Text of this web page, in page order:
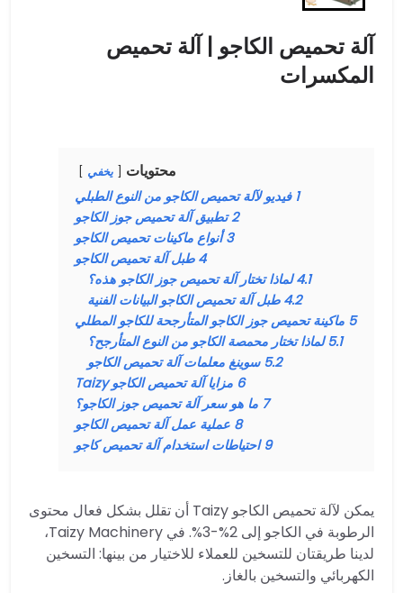
آلة تحميص الكاجو | آلة تحميص
المكسرات
محتويات يخفي
1 فيديو لآلة تحميص الكاجو من النوع الطبلي
2 تطبيق آلة تحميص جوز الكاجو
3 أنواع ماكينات تحميص الكاجو
4 طبل آلة تحميص الكاجو
4.1 لماذا تختار آلة تحميص جوز الكاجو هذه؟
4.2 طبل آلة تحميص الكاجو البيانات الفنية
5 ماكينة تحميص جوز الكاجو المتأرجحة للكاجو المطلي
5.1 لماذا تختار محمصة الكاجو من النوع المتأرجح؟
5.2 سوينغ معلمات آلة تحميص الكاجو
6 مزايا آلة تحميص الكاجو Taizy
7 ما هو سعر آلة تحميص جوز الكاجو؟
8 عملية عمل آلة تحميص الكاجو
9 احتياطات استخدام آلة تحميص كاجو
يمكن لآلة تحميص الكاجو Taizy أن تقلل بشكل فعال محتوى
الرطوبة في الكاجو إلى 2%-3%. في Taizy Machinery،
لدينا طريقتان للتسخين للعملاء للاختيار من بينها: التسخين
الكهربائي والتسخين بالغاز.